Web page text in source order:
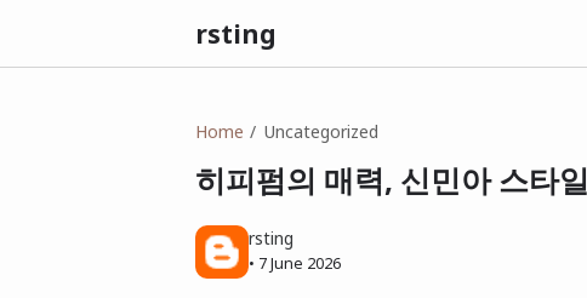
rsting
Home Uncategorized
히피펌의 매력, 신민아 스타일
rsting
• 7 June 2026